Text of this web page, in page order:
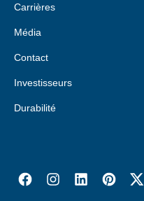
Carrières
Média
Contact
Investisseurs
Durabilité